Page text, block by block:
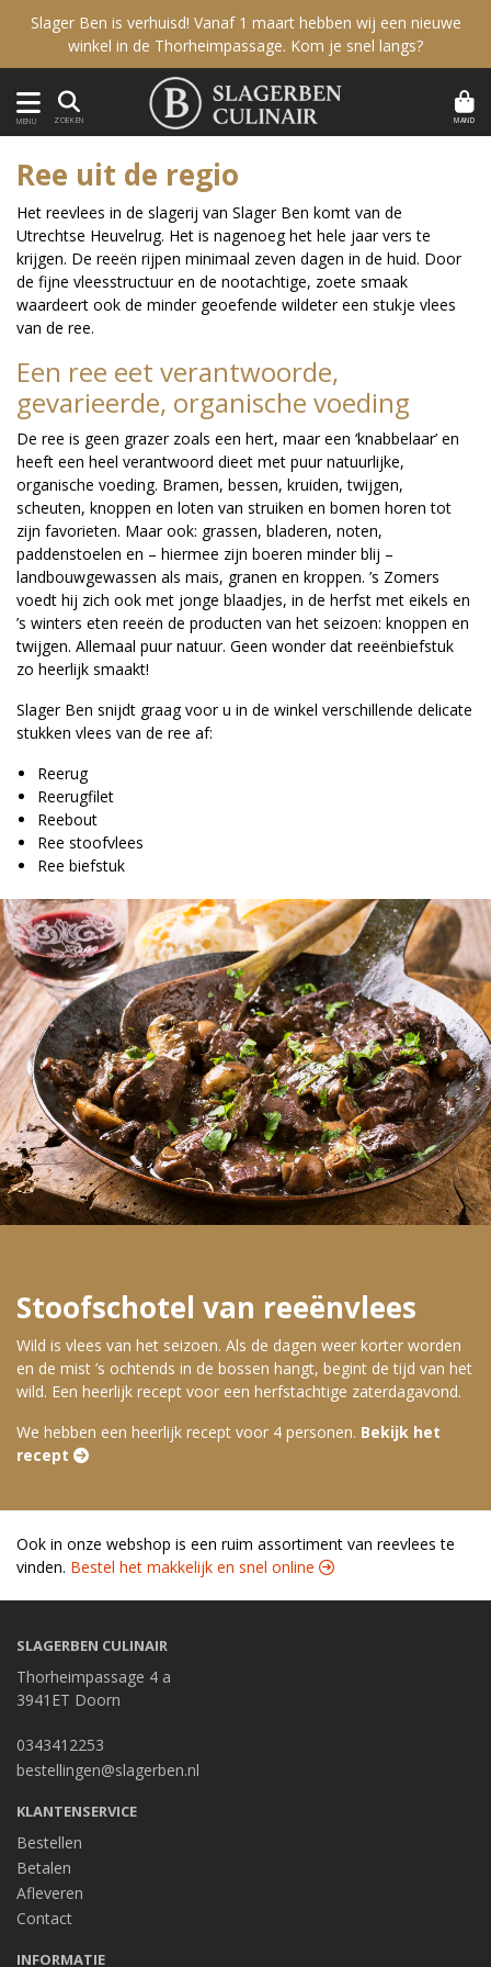
Slager Ben is verhuisd! Vanaf 1 maart hebben wij een nieuwe
winkel in de Thorheimpassage. Kom je snel langs?
MENU ZOEKEN MAND
Ree uit de regio
Het reevlees in de slagerij van Slager Ben komt van de
Utrechtse Heuvelrug. Het is nagenoeg het hele jaar vers te
krijgen. De reeën rijpen minimaal zeven dagen in de huid. Door
de fijne vleesstructuur en de nootachtige, zoete smaak
waardeert ook de minder geoefende wildeter een stukje vlees
van de ree.
Een ree eet verantwoorde,
gevarieerde, organische voeding
De ree is geen grazer zoals een hert, maar een ‘knabbelaar’ en
heeft een heel verantwoord dieet met puur natuurlijke,
organische voeding. Bramen, bessen, kruiden, twijgen,
scheuten, knoppen en loten van struiken en bomen horen tot
zijn favorieten. Maar ook: grassen, bladeren, noten,
paddenstoelen en – hiermee zijn boeren minder blij –
landbouwgewassen als mais, granen en kroppen. ’s Zomers
voedt hij zich ook met jonge blaadjes, in de herfst met eikels en
’s winters eten reeën de producten van het seizoen: knoppen en
twijgen. Allemaal puur natuur. Geen wonder dat reeënbiefstuk
zo heerlijk smaakt!
Slager Ben snijdt graag voor u in de winkel verschillende delicate
stukken vlees van de ree af:
Reerug
Reerugfilet
Reebout
Ree stoofvlees
Ree biefstuk
Stoofschotel van reeënvlees
Wild is vlees van het seizoen. Als de dagen weer korter worden
en de mist ’s ochtends in de bossen hangt, begint de tijd van het
wild. Een heerlijk recept voor een herfstachtige zaterdagavond.
We hebben een heerlijk recept voor 4 personen. Bekijk het
recept 
Ook in onze webshop is een ruim assortiment van reevlees te
vinden. Bestel het makkelijk en snel online 
SLAGERBEN CULINAIR
Thorheimpassage 4 a
3941ET Doorn
0343412253
bestellingen@slagerben.nl
KLANTENSERVICE
Bestellen
Betalen
Afleveren
Contact
INFORMATIE